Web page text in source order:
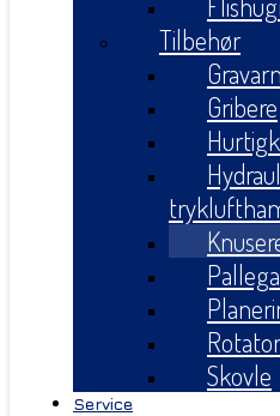
Tilbehør
Gribere
Skovle
Service